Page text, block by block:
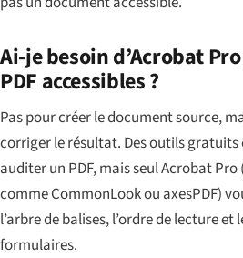
Ai-je besoin d’Acrobat
PDF accessibles ?
Pas pour créer le document source,
corriger le résultat. Des outils gratuits
auditer un PDF, mais seul Acrobat
comme CommonLook ou axesPDF)
l’arbre de balises, l’ordre de lecture et
formulaires.